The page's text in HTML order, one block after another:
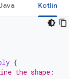
Kotlin
{
the shape: